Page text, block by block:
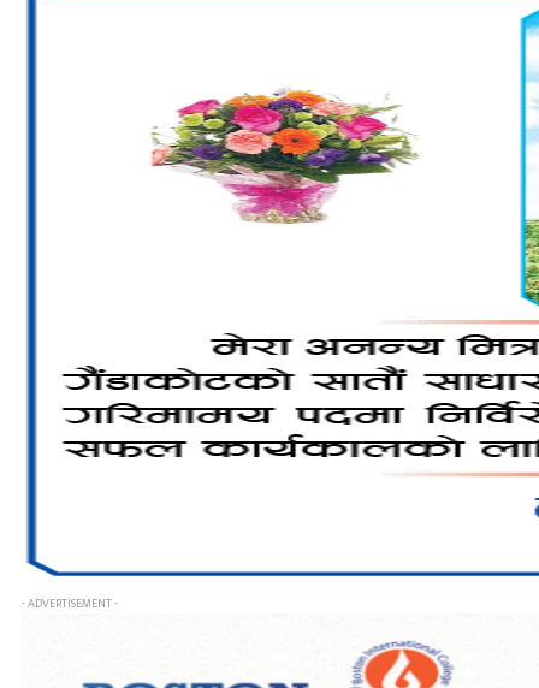
- ADVERTISEMENT -